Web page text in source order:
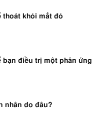
thoát khỏi mắt đỏ
bạn điều trị một phản ứng
nhân do đâu?